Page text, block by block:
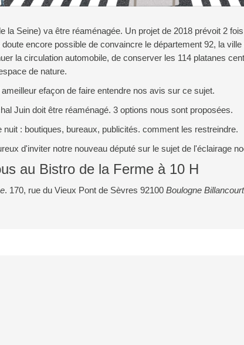
la Seine) va être réaménagée. Un projet de 2018 prévoit 2
encore possible de convaincre le département 92, la
la circulation automobile, de conserver les 114 platanes
de nature.
efaçon de faire entendre nos avis sur ce sujet.
Juin doit être réaménagé. 3 options nous sont proposées.
nuit : boutiques, bureaux, publicités. comment les restreindre.
d'inviter notre nouveau député sur le sujet de l'éclairage
au Bistro de la Ferme à 10 H
. 170, rue du Vieux Pont de Sèvres 92100 Boulogne Billancourt